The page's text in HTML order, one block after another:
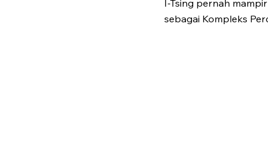
I-Tsing pernah
sebagai Kompleks